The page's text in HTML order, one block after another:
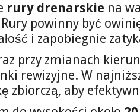
rury drenarskie na
powinny być
i zapobiegnie
przy zmianach
rewizyjne. W
zbiorczą, aby